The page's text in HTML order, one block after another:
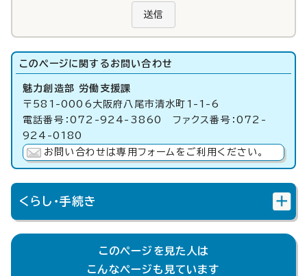
送信
このページに関する お問い合わせ
魅力創造部 労働支援課
〒581-0006大阪府八尾市清水町1-1-6
電話番号：072-924-3860 ファクス番号：072-
924-0180
お問い合わせは専用フォームをご利用ください。
くらし・手続き
このページを見た人は
こんなページも見ています